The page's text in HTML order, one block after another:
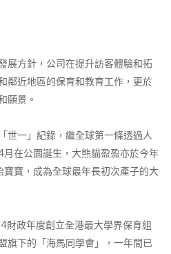
展方針，公司在提升訪客體驗和拓
鄰近地區的保育和教育工作，更於
願景。
世一」紀錄，繼全球第一條透過人
在公園誕生，大熊貓盈盈亦於今年
寶，成為全球最年長初次產子的大
政年度創立全港最大學界保育組
旗下的「海馬同學會」，一年間已